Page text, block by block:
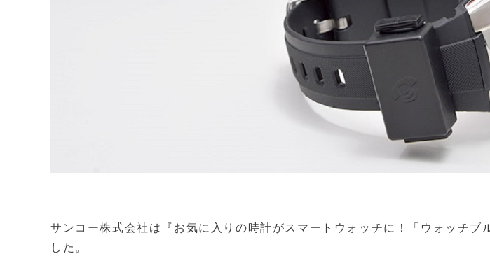
サンコー株式会社は『お気に入りの時計がスマートウォッチに！「ウォッチブ
した。